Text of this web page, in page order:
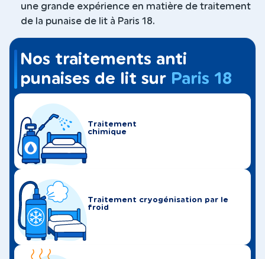
une grande expérience en matière de traitement
de la punaise de lit à Paris 18.
Nos traitements anti
punaises de lit sur Paris 18
Traitement
chimique
Traitement cryogénisation par le
froid